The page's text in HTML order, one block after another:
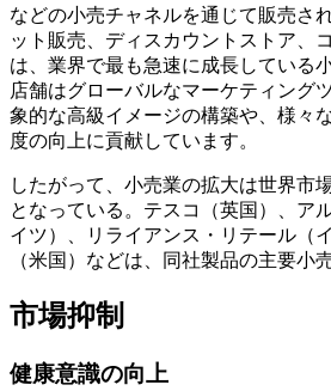
などの小売チャネルを通じて販売さ
ット販売、ディスカウントストア、
は、業界で最も急速に成長している
店舗はグローバルなマーケティング
象的な高級イメージの構築や、様々
度の向上に貢献しています。
したがって、小売業の拡大は世界市
となっている。テスコ（英国）、ア
イツ）、リライアンス・リテール（
（米国）などは、同社製品の主要小
市場抑制
健康意識の向上